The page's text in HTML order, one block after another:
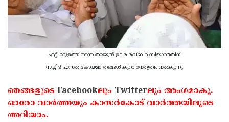
എട്ടിക്കുളത്ത് നടന്ന താജുല്‍ ഉലമ മഖ്ബറ സിയാറത്തിന്
സയ്യിദ് ഫസല്‍ കോയമ്മ തങ്ങള്‍ കുറാ നേതൃത്വം നല്‍കുന്നു
ഞങ്ങളുടെ Facebookലും Twitterലും അംഗമാകൂ.
ഓരോ വാര്‍ത്തയും കാസര്‍കോട് വാര്‍ത്തയിലൂടെ
അറിയാം.